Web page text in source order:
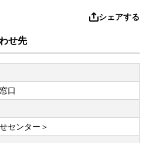
シェアする
せ先
口
センター＞